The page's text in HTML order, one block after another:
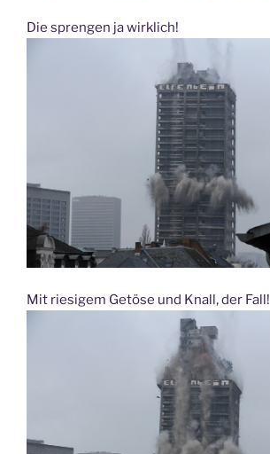
Die sprengen ja wirklich!
Mit riesigem Getöse und Knall, der Fall!